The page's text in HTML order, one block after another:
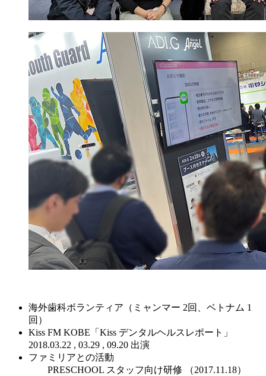
海外歯科ボランティア（ミャンマー 2回、ベトナム 1
回）
Kiss FM KOBE「Kiss デンタルヘルスレポート」
2018.03.22 , 03.29 , 09.20 出演
ファミリアとの活動
PRESCHOOL スタッフ向け研修 （2017.11.18）